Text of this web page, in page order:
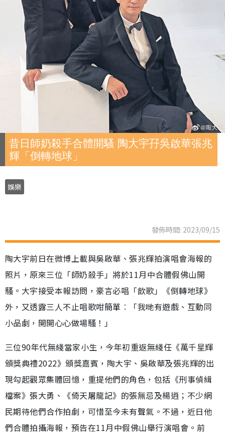
昔日師奶殺手合體開騷 陶大宇孖吳啟華張兆
輝「倒轉地球」
娛樂
發佈時間: 2023/09/15
陶大宇前日在微博上載與吳啟華、張兆輝拍演唱會海報的
照片，原來三位「師奶殺手」將於11月中合體假佛山開
騷。大宇接受本報訪問，豪言必唱「飲歌」《倒轉地球》
外，又透露三人不止唱歌咁簡單︰「我哋有遊戲、互動同
小品劇，開開心心做場騷！」
三位90年代無綫當家小生，今年初重返無綫任《萬千星輝
頒獎典禮2022》頒獎嘉賓，陶大宇、吳啟華及張兆輝的出
現勾起觀眾集體回憶，重提他們的角色，包括《刑事偵緝
檔案》張大勇、《倚天屠龍記》的張無忌及楊逍；不少網
民期待他們合作拍劇，可惜至今未有聲氣。不過，近日他
們合體拍攝海報，預告在11月中假佛山舉行演唱會。前